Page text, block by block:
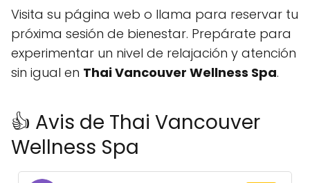
Visita su página web o llama para reservar tu
próxima sesión de bienestar. Prepárate para
experimentar un nivel de relajación y atención
sin igual en Thai Vancouver Wellness Spa.
👍 Avis de Thai Vancouver
Wellness Spa